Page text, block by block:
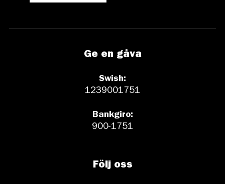
Ge en gåva
Swish:
1239001751
Bankgiro:
900-1751
Följ oss